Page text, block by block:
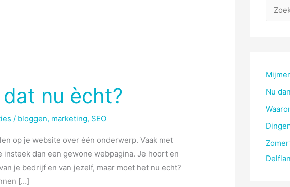
nu ècht?
/ bloggen, marketing, SEO
op je website over één onderwerp. Vaak met
dan een gewone webpagina. Je hoort en
je bedrijf en van jezelf, maar moet het nu echt?
[…]
o
a
r
:
Nu